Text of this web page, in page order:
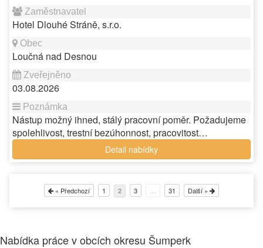
Hotel Dlouhé Stráně, s.r.o.
Loučná nad Desnou
03.08.2026
Nástup možný ihned, stálý pracovní poměr. Požadujeme
spolehlivost, trestní bezúhonnost, pracovitost…
Detail nabídky
« Předchozí 1 2 3 31 Další »
Nabídka práce v obcích okresu Šumperk